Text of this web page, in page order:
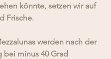
könnte, setzen wir auf
Frische.
werden nach der
bei minus 40 Grad